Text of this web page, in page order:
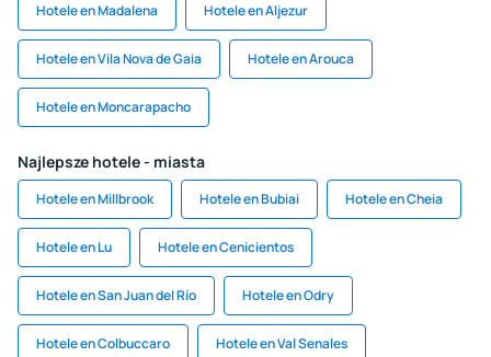
Hotele en Madalena Hotele en Aljezur
Hotele en Vila Nova de Gaia Hotele en Arouca
Hotele en Moncarapacho
Najlepsze hotele - miasta
Hotele en Millbrook Hotele en Bubiai Hotele en Cheia
Hotele en Lu Hotele en Cenicientos
Hotele en San Juan del Río Hotele en Odry
Hotele en Colbuccaro Hotele en Val Senales